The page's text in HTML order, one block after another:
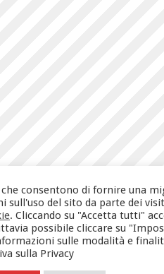
consentono di fornire una
sull'uso del sito da parte dei
. Cliccando su "Accetta tutti"
possibile cliccare su
sulle modalità e
sulla Privacy